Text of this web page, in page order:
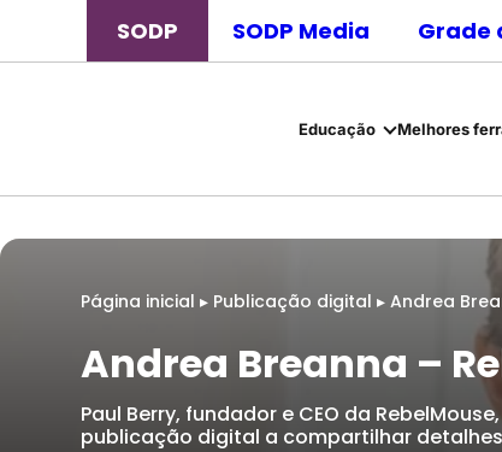
SODP SODP Media Grade
Educação Melhores
Página inicial ▸ Publicação digital ▸ Andrea
Andrea Breanna –
Paul Berry, fundador e CEO da
publicação digital a compartilhar